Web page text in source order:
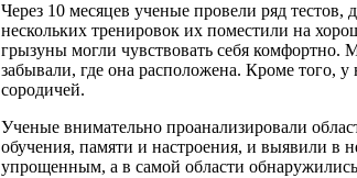
Через 10 месяцев ученые провели ряд
нескольких тренировок их поместили на
грызуны могли чувствовать себя
забывали, где она расположена. Кроме того,
сородичей.
Ученые внимательно проанализировали
обучения, памяти и настроения, и выявили в
упрощенным, а в самой области